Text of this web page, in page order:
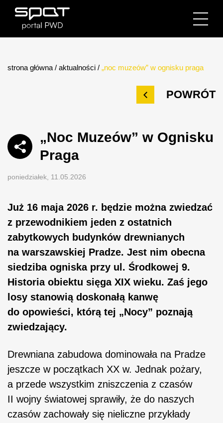
strona główna / aktualności / „noc muzeów” w ognisku praga
POWRÓT
„Noc Muzeów” w Ognisku
Praga
poniedziałek, 11.05.2026
Już 16 maja 2026 r. będzie można zwiedzać
z przewodnikiem jeden z ostatnich
zabytkowych budynków drewnianych
na warszawskiej Pradze. Jest nim obecna
siedziba ogniska przy ul. Środkowej 9.
Historia obiektu sięga XIX wieku. Zaś jego
losy stanowią doskonałą kanwę
do opowieści, którą tej „Nocy” poznają
zwiedzający.
Drewniana zabudowa dominowała na Pradze
jeszcze w początkach XX w. Jednak pożary,
a przede wszystkim zniszczenia z czasów
II wojny światowej sprawiły, że do naszych
czasów zachowały się nieliczne przykłady